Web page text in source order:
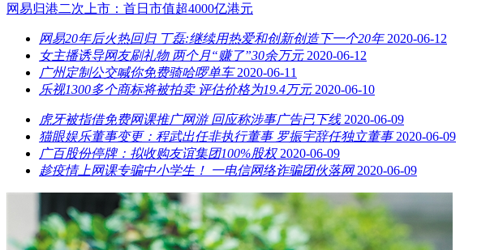
网易归港二次上市：首日市值超4000亿港元
网易20年后火热回归 丁磊:继续用热爱和创新创造下一个20年 2020-06-12
女主播诱导网友刷礼物 两个月“赚了”30余万元 2020-06-12
广州定制公交喊你免费骑哈啰单车 2020-06-11
乐视1300多个商标将被拍卖 评估价格为19.4万元 2020-06-10
虎牙被指借免费网课推广网游 回应称涉事广告已下线 2020-06-09
猫眼娱乐董事变更：程武出任非执行董事 罗振宇辞任独立董事 2020-06-09
广百股份停牌：拟收购友谊集团100%股权 2020-06-09
趁疫情上网课专骗中小学生！ 一电信网络诈骗团伙落网 2020-06-09